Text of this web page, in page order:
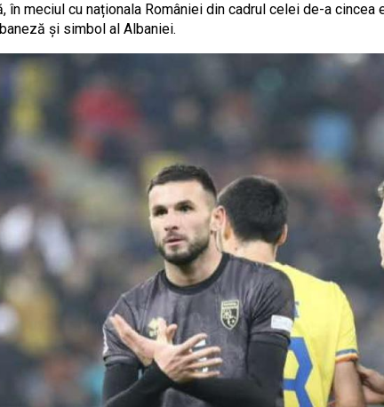
în meciul cu naționala României din cadrul celei de-a cincea
și simbol al Albaniei.